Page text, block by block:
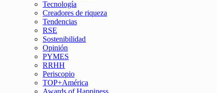
Tecnología
Creadores de riqueza
Tendencias
RSE
Sostenibilidad
Opinión
PYMES
RRHH
Periscopio
TOP+América
Awards of Happiness